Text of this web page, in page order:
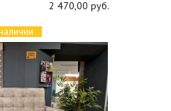
2 470,00 руб.